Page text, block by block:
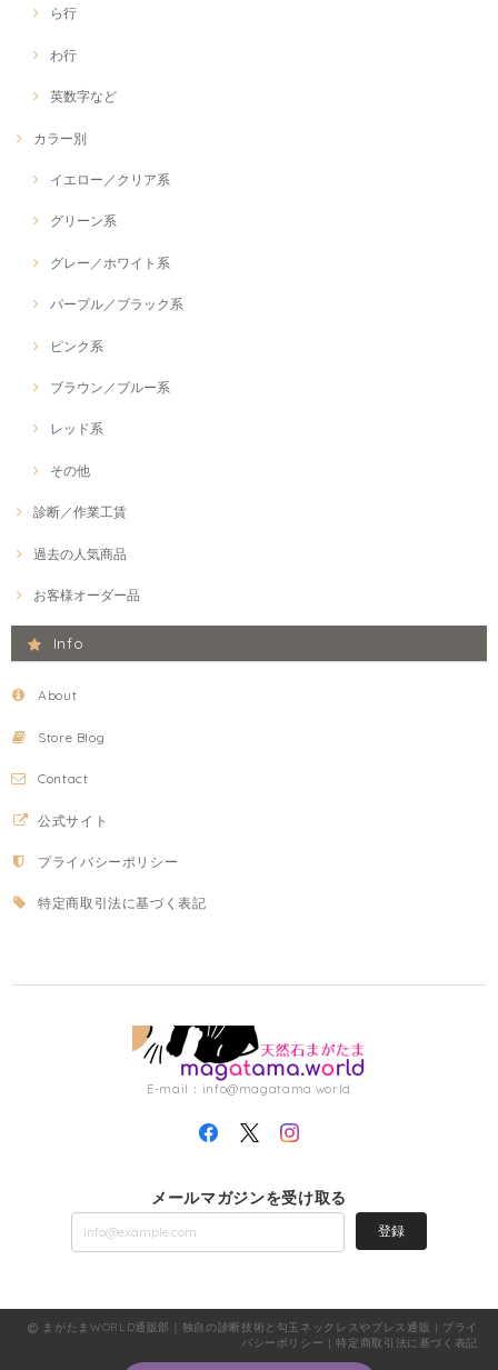
ら行
わ行
英数字など
カラー別
イエロー／クリア系
グリーン系
グレー／ホワイト系
パープル／ブラック系
ピンク系
ブラウン／ブルー系
レッド系
その他
診断／作業工賃
過去の人気商品
お客様オーダー品
Info
About
Store Blog
Contact
公式サイト
プライバシーポリシー
特定商取引法に基づく表記
E-mail： info@magatama.world
メールマガジンを受け取る
登録
まがたまWORLD通販部｜独自の診断技術と勾玉ネックレスやブレス通販 | プライ
バシーポリシー |特定商取引法に基づく表記